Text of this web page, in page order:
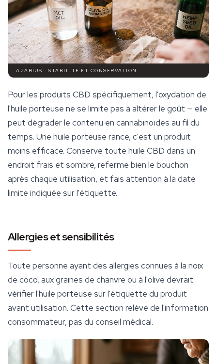
AZARIUS · STABILITÉ ET CONSERVATION
Pour les produits CBD spécifiquement, l'oxydation de
l'huile porteuse ne se limite pas à altérer le goût — elle
peut dégrader le contenu en cannabinoïdes au fil du
temps. Une huile porteuse rance, c'est un produit
moins efficace. Conserve toute huile CBD dans un
endroit frais et sombre, referme bien le bouchon
après chaque utilisation, et fais attention à la date
limite indiquée sur l'étiquette.
Allergies et sensibilités
Toute personne ayant des allergies connues à la noix
de coco, aux graines de chanvre ou à l'olive devrait
vérifier l'huile porteuse sur l'étiquette du produit
avant utilisation. Cette section relève de l'information
consommateur, pas du conseil médical.